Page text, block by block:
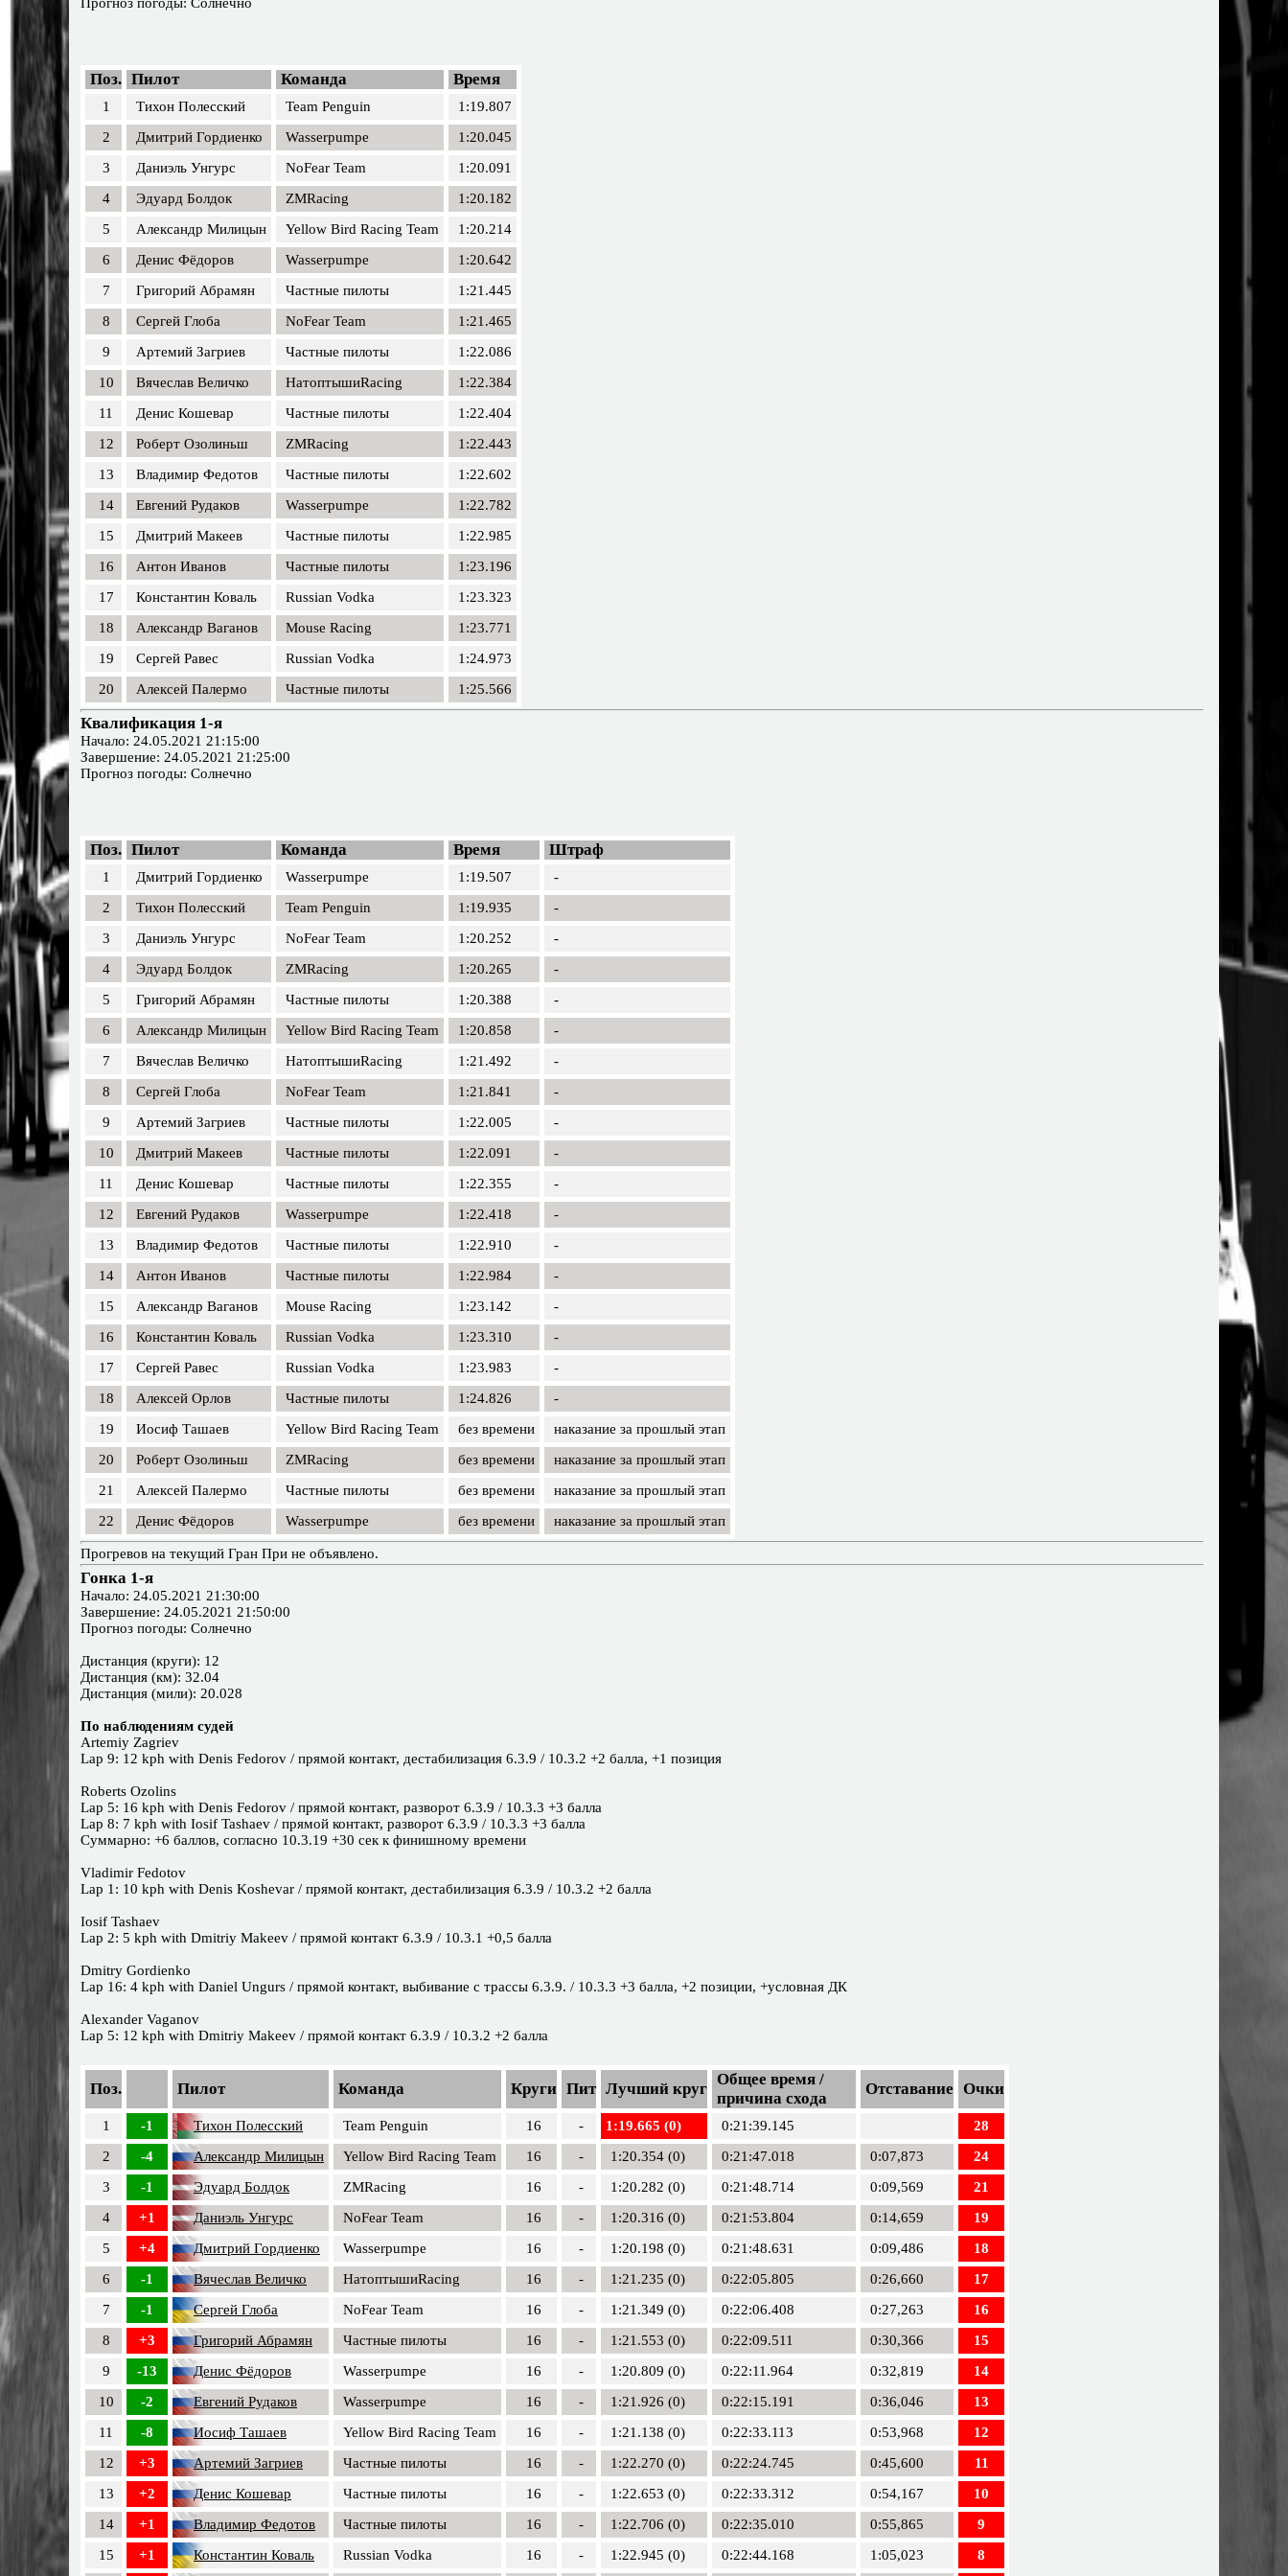
Поз. Пилот Команда Время
1 Тихон Полесский Team Penguin
1:19.807
2
Дмитрий Гордиенко Wasserpumpe
1:20.045
3
Даниэль Унгурс NoFear Team
1:20.091
4
Эдуард Болдок ZMRacing
1:20.182
5
Александр Милицын Yellow Bird Racing Team
1:20.214
6
Денис Фёдоров Wasserpumpe
1:20.642
7
Григорий Абрамян Частные пилоты
1:21.445
8
Сергей Глоба NoFear Team
1:21.465
9
Артемий Загриев Частные пилоты
1:22.086
10
Вячеслав Величко НатоптышиRacing
1:22.384
11
Денис Кошевар Частные пилоты
1:22.404
12
Роберт Озолиньш ZMRacing
1:22.443
13
Владимир Федотов Частные пилоты
1:22.602
14
Евгений Рудаков Wasserpumpe
1:22.782
15
Дмитрий Макеев Частные пилоты
1:22.985
16
Антон Иванов Частные пилоты
1:23.196
17
Константин Коваль Russian Vodka
1:23.323
18
Александр Ваганов Mouse Racing
1:23.771
19
Сергей Равес Russian Vodka
1:24.973
20
Алексей Палермо Частные пилоты 1:25.566
Квалификация 1-я
Начало: 24.05.2021 21:15:00
Завершение: 24.05.2021 21:25:00
Прогноз погоды: Солнечно
Поз. Пилот Команда Время Штраф
1 Дмитрий Гордиенко Wasserpumpe 1:19.507
-
2
Тихон Полесский Team Penguin 1:19.935
-
3
Даниэль Унгурс NoFear Team 1:20.252
-
4
Эдуард Болдок ZMRacing 1:20.265
-
5
Григорий Абрамян Частные пилоты 1:20.388
-
6
Александр Милицын Yellow Bird Racing Team 1:20.858
-
7
Вячеслав Величко НатоптышиRacing 1:21.492
-
8
Сергей Глоба NoFear Team 1:21.841
-
9
Артемий Загриев Частные пилоты 1:22.005
-
10
Дмитрий Макеев Частные пилоты 1:22.091
-
11
Денис Кошевар Частные пилоты 1:22.355
-
12
Евгений Рудаков Wasserpumpe 1:22.418
-
13
Владимир Федотов Частные пилоты 1:22.910
-
14
Антон Иванов Частные пилоты 1:22.984
-
15
Александр Ваганов Mouse Racing 1:23.142
-
16
Константин Коваль Russian Vodka 1:23.310
-
17
Сергей Равес Russian Vodka 1:23.983
-
18
Алексей Орлов Частные пилоты 1:24.826
-
19
Иосиф Ташаев Yellow Bird Racing Team без времени
наказание за прошлый этап
20
Роберт Озолиньш ZMRacing без времени
наказание за прошлый этап
21
Алексей Палермо Частные пилоты без времени
наказание за прошлый этап
22
Денис Фёдоров Wasserpumpe без времени наказание за прошлый этап
Прогревов на текущий Гран При не объявлено.
Гонка 1-я
Начало: 24.05.2021 21:30:00
Завершение: 24.05.2021 21:50:00
Прогноз погоды: Солнечно
Дистанция (круги): 12
Дистанция (км): 32.04
Дистанция (мили): 20.028
По наблюдениям судей
Artemiy Zagriev
Lap 9: 12 kph with Denis Fedorov / прямой контакт, дестабилизация 6.3.9 / 10.3.2 +2 балла, +1 позиция
Roberts Ozolins
Lap 5: 16 kph with Denis Fedorov / прямой контакт, разворот 6.3.9 / 10.3.3 +3 балла
Lap 8: 7 kph with Iosif Tashaev / прямой контакт, разворот 6.3.9 / 10.3.3 +3 балла
Суммарно: +6 баллов, согласно 10.3.19 +30 сек к финишному времени
Vladimir Fedotov
Lap 1: 10 kph with Denis Koshevar / прямой контакт, дестабилизация 6.3.9 / 10.3.2 +2 балла
Iosif Tashaev
Lap 2: 5 kph with Dmitriy Makeev / прямой контакт 6.3.9 / 10.3.1 +0,5 балла
Dmitry Gordienko
Lap 16: 4 kph with Daniel Ungurs / прямой контакт, выбивание с трассы 6.3.9. / 10.3.3 +3 балла, +2 позиции, +условная ДК
Alexander Vaganov
Lap 5: 12 kph with Dmitriy Makeev / прямой контакт 6.3.9 / 10.3.2 +2 балла
Поз. Пилот Команда Круги Пит Лучший круг
Общее время /
причина схода
Отставание Очки
1 -1 Тихон Полесский Team Penguin 16 - 1:19.665 (0) 0:21:39.145
28
2
-4 Александр Милицын Yellow Bird Racing Team 16 - 1:20.354 (0) 0:21:47.018 0:07,873
24
3
-1 Эдуард Болдок ZMRacing 16 - 1:20.282 (0) 0:21:48.714 0:09,569
21
4
+1 Даниэль Унгурс NoFear Team 16 - 1:20.316 (0) 0:21:53.804 0:14,659
19
5
+4 Дмитрий Гордиенко Wasserpumpe 16 - 1:20.198 (0) 0:21:48.631 0:09,486
18
6
-1 Вячеслав Величко НатоптышиRacing 16 - 1:21.235 (0) 0:22:05.805 0:26,660
17
7
-1 Сергей Глоба NoFear Team 16 - 1:21.349 (0) 0:22:06.408 0:27,263
16
8
+3 Григорий Абрамян Частные пилоты 16 - 1:21.553 (0) 0:22:09.511 0:30,366
15
9
-13 Денис Фёдоров Wasserpumpe 16 - 1:20.809 (0) 0:22:11.964 0:32,819
14
10
-2 Евгений Рудаков Wasserpumpe 16 - 1:21.926 (0) 0:22:15.191 0:36,046
13
11
-8 Иосиф Ташаев Yellow Bird Racing Team 16 - 1:21.138 (0) 0:22:33.113 0:53,968
12
12
+3 Артемий Загриев Частные пилоты 16 - 1:22.270 (0) 0:22:24.745 0:45,600
11
13
+2 Денис Кошевар Частные пилоты 16 - 1:22.653 (0) 0:22:33.312 0:54,167
10
14
+1 Владимир Федотов Частные пилоты 16 - 1:22.706 (0) 0:22:35.010 0:55,865
9
15
+1 Константин Коваль Russian Vodka 16 - 1:22.945 (0) 0:22:44.168 1:05,023 8